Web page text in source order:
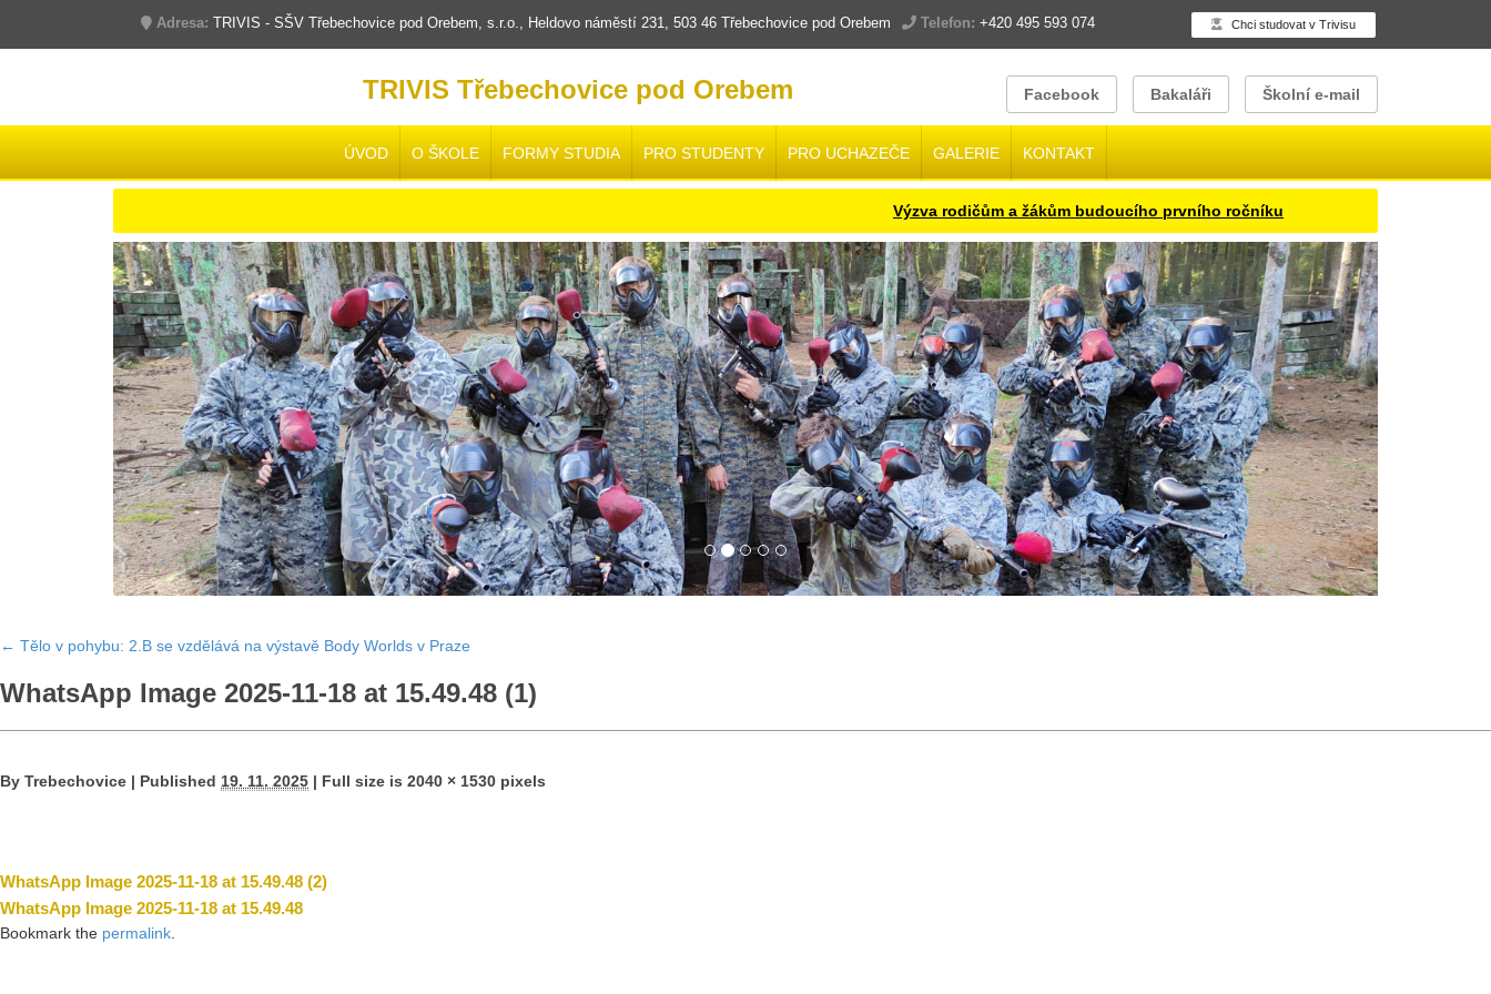
Adresa: TRIVIS - SŠV Třebechovice pod Orebem, s.r.o., Heldovo náměstí 231, 503 46 Třebechovice pod Orebem Telefon: +420 495 593 074 Chci studovat v Trivisu
TRIVIS Třebechovice pod Orebem Facebook Bakaláři Školní e-mail
ÚVOD O ŠKOLE FORMY STUDIA PRO STUDENTY PRO UCHAZEČE GALERIE KONTAKT
Výzva rodičům a žákům budoucího prvního ročníku
← Tělo v pohybu: 2.B se vzdělává na výstavě Body Worlds v Praze
WhatsApp Image 2025-11-18 at 15.49.48 (1)
By Trebechovice | Published 19. 11. 2025 | Full size is 2040 × 1530 pixels
WhatsApp Image 2025-11-18 at 15.49.48 (2)
WhatsApp Image 2025-11-18 at 15.49.48
Bookmark the permalink